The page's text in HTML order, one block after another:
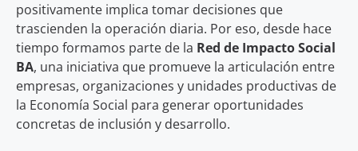
positivamente implica tomar decisiones que
trascienden la operación diaria. Por eso, desde hace
tiempo formamos parte de la Red de Impacto Social
BA, una iniciativa que promueve la articulación entre
empresas, organizaciones y unidades productivas de
la Economía Social para generar oportunidades
concretas de inclusión y desarrollo.